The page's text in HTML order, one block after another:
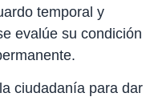
temporal y
evalúe su condición
ciudadanía para dar